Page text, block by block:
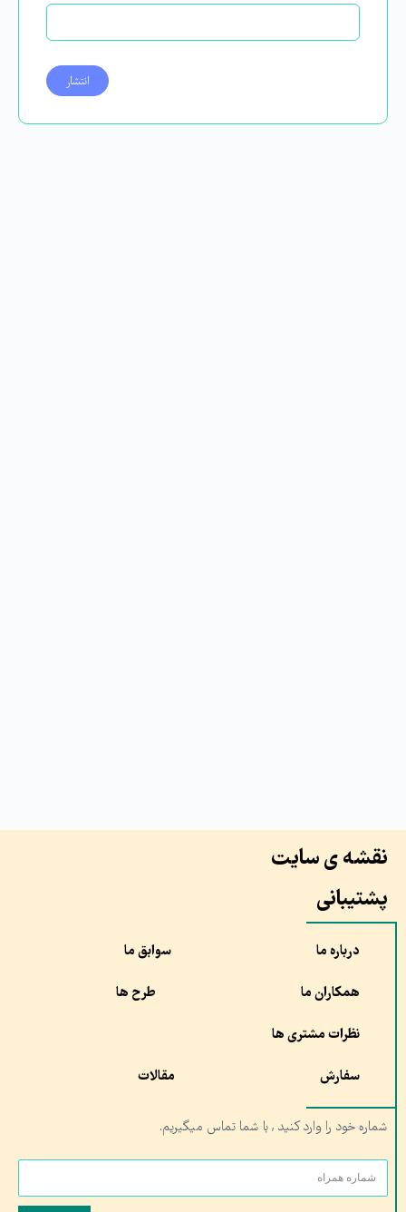
نقشه ی سایت
پشتیبانی
درباره ما سوابق ما
همکاران ما طرح ها
نظرات مشتری ها
سفارش مقالات
شماره خود را وارد کنید , با شما تماس میگیریم.